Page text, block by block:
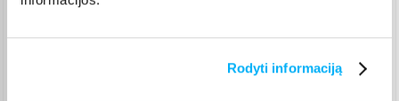
Rodyti informaciją
Smartposti paštomatas